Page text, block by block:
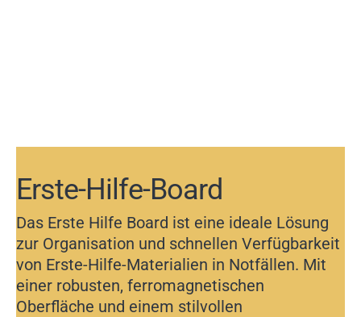
Erste-Hilfe-Board
Das Erste Hilfe Board ist eine ideale Lösung
zur Organisation und schnellen Verfügbarkeit
von Erste-Hilfe-Materialien in Notfällen. Mit
einer robusten, ferromagnetischen
Oberfläche und einem stilvollen